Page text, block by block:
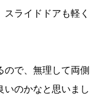
ライドドアも軽く
ので、無理して両側
いのかなと思いまし